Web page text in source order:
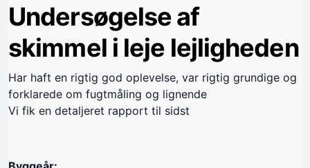
Undersøgelse af
skimmel i leje lejligheden
Har haft en rigtig god oplevelse, var rigtig grundige og
forklarede om fugtmåling og lignende
Vi fik en detaljeret rapport til sidst